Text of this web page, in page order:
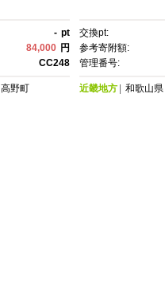
- pt
84,000 円
CC248
高野町
交換pt:
参考寄附額:
管理番号:
近畿地方 和歌山県